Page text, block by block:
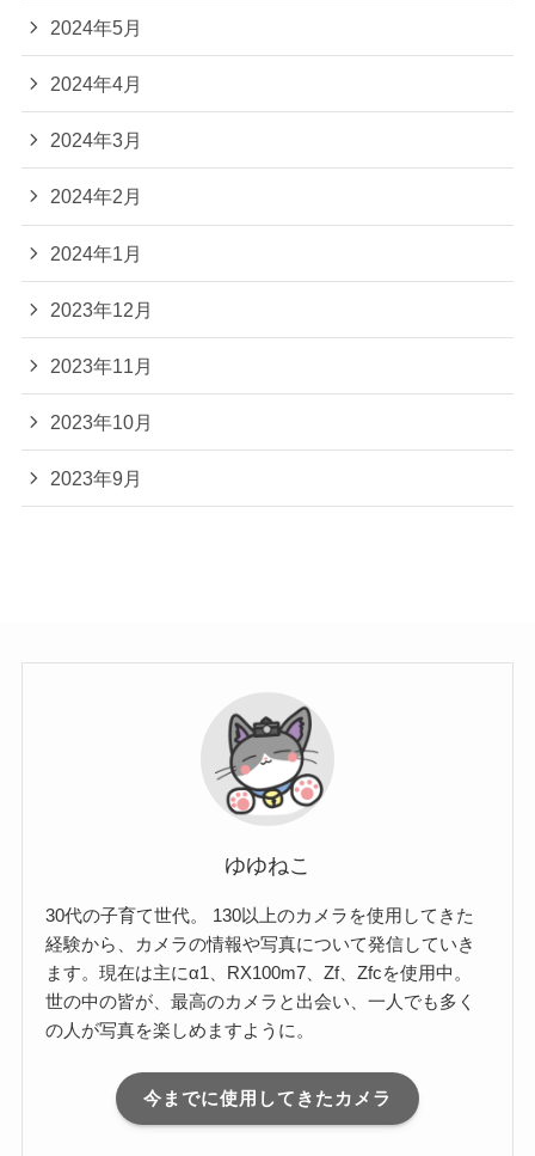
2024年5月
2024年4月
2024年3月
2024年2月
2024年1月
2023年12月
2023年11月
2023年10月
2023年9月
ゆゆねこ
30代の子育て世代。 130以上のカメラを使用してきた
経験から、カメラの情報や写真について発信していき
ます。現在は主にα1、RX100m7、Zf、Zfcを使用中。
世の中の皆が、最高のカメラと出会い、一人でも多く
の人が写真を楽しめますように。
今までに使用してきたカメラ